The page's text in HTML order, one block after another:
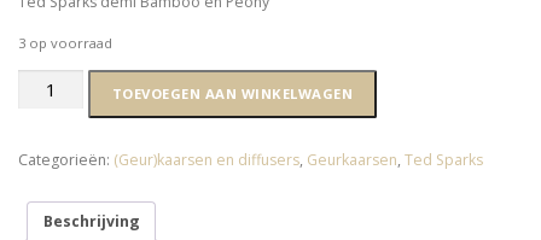
3 op voorraad
Demi
&
Peony
TOEVOEGEN AAN WINKELWAGEN
Categorieën: (Geur)kaarsen en diffusers, Geurkaarsen, Ted Sparks
Beschrijving